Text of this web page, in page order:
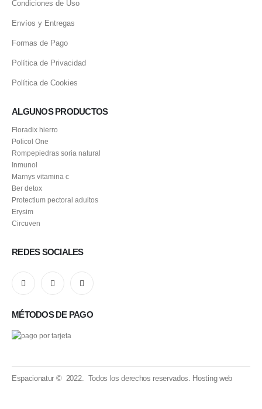
Condiciones de Uso
Envíos y Entregas
Formas de Pago
Política de Privacidad
Política de Cookies
ALGUNOS PRODUCTOS
Floradix hierro
Policol One
Rompepiedras soria natural
Inmunol
Marnys vitamina c
Ber detox
Protectium pectoral adultos
Erysim
Circuven
REDES SOCIALES
MÉTODOS DE PAGO
Espacionatur © 2022. Todos los derechos reservados. Hosting web